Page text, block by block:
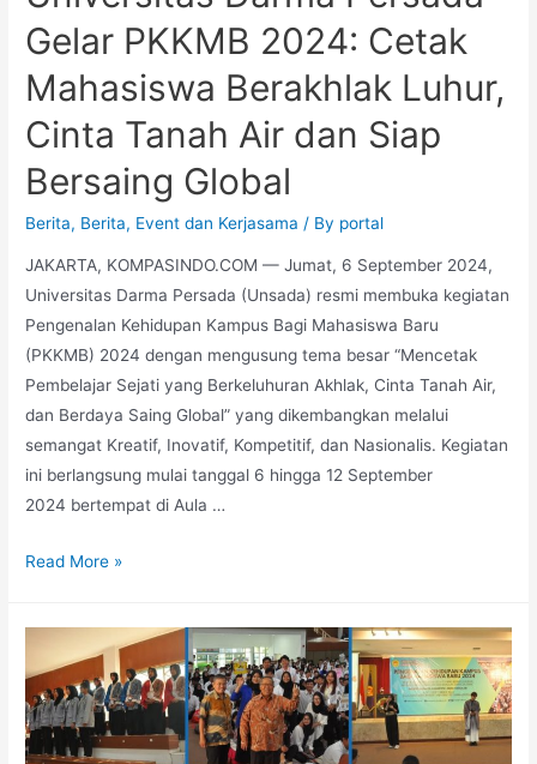
Gelar PKKMB 2024: Cetak
Mahasiswa Berakhlak Luhur,
Cinta Tanah Air dan Siap
Bersaing Global
Berita, Berita, Event dan Kerjasama / By portal
JAKARTA, KOMPASINDO.COM — Jumat, 6 September 2024,
Universitas Darma Persada (Unsada) resmi membuka kegiatan
Pengenalan Kehidupan Kampus Bagi Mahasiswa Baru
(PKKMB) 2024 dengan mengusung tema besar “Mencetak
Pembelajar Sejati yang Berkeluhuran Akhlak, Cinta Tanah Air,
dan Berdaya Saing Global” yang dikembangkan melalui
semangat Kreatif, Inovatif, Kompetitif, dan Nasionalis. Kegiatan
ini berlangsung mulai tanggal 6 hingga 12 September
2024 bertempat di Aula …
Read More »